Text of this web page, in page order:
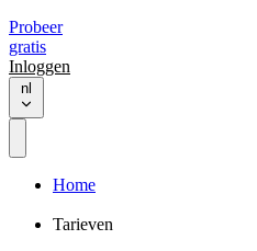
Probeer
gratis
Inloggen
nl
Home
Tarieven